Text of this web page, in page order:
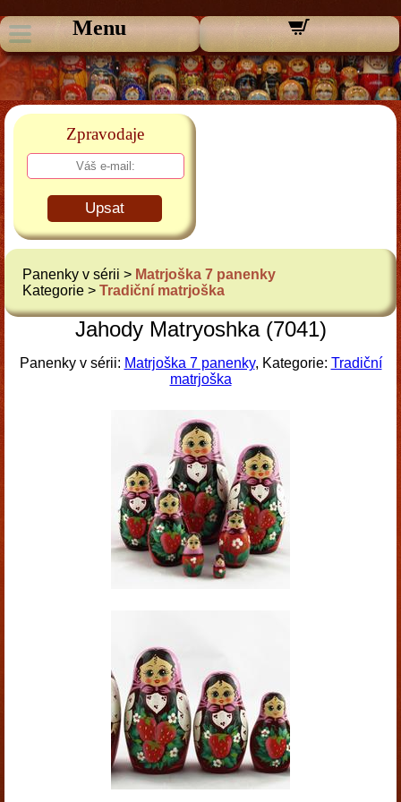
Menu
Zpravodaje
Upsat
Panenky v sérii > Matrjoška 7 panenky
Kategorie > Tradiční matrjoška
Jahody Matryoshka (7041)
Panenky v sérii: Matrjoška 7 panenky, Kategorie: Tradiční
matrjoška